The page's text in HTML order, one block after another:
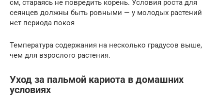
см, стараясь не повредить корень. Условия роста для
сеянцев должны быть ровными — у молодых растений
нет периода покоя
Температура содержания на несколько градусов выше,
чем для взрослого растения.
Уход за пальмой кариота в домашних
условиях